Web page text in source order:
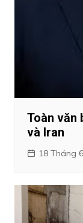
Toàn văn
và Iran
18 Tháng